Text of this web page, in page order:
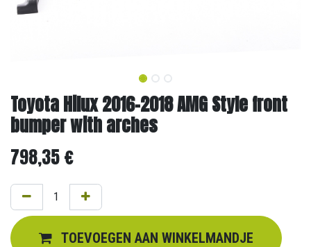
Toyota Hilux 2016-2018 AMG Style front
bumper with arches
798,35€
TOEVOEGEN AAN WINKELMANDJE